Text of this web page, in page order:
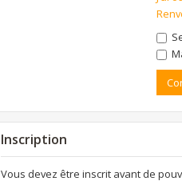
Inscription
Vous devez être inscrit avant de